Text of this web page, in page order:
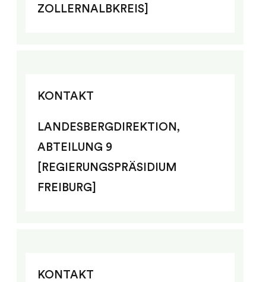
ZOLLERNALBKREIS]
KONTAKT
LANDESBERGDIREKTION,
ABTEILUNG 9
[REGIERUNGSPRÄSIDIUM
FREIBURG]
KONTAKT